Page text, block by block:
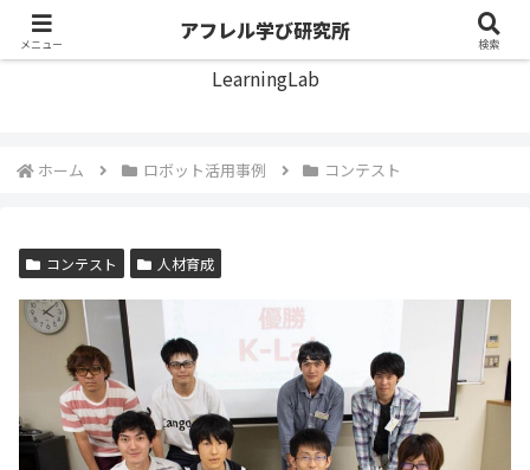
アフレル学び研究所
LearningLab
ホーム ロボット活用事例 コンテスト
コンテスト 人材育成
メニュー
アフレル学び研究所
検索